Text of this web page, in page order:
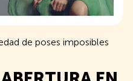
de poses imposibles